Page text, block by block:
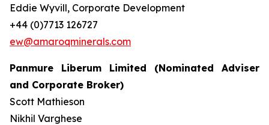
Eddie Wyvill, Corporate Development
+44 (0)7713 126727
ew@amaroqminerals.com
Panmure Liberum Limited (Nominated Adviser
and Corporate Broker)
Scott Mathieson
Nikhil Varghese